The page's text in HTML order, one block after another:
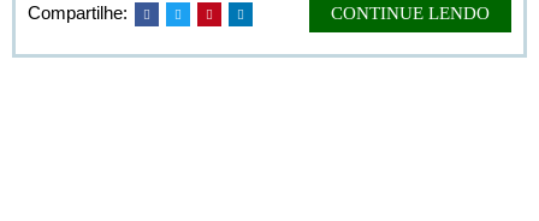
Compartilhe:
CONTINUE LENDO